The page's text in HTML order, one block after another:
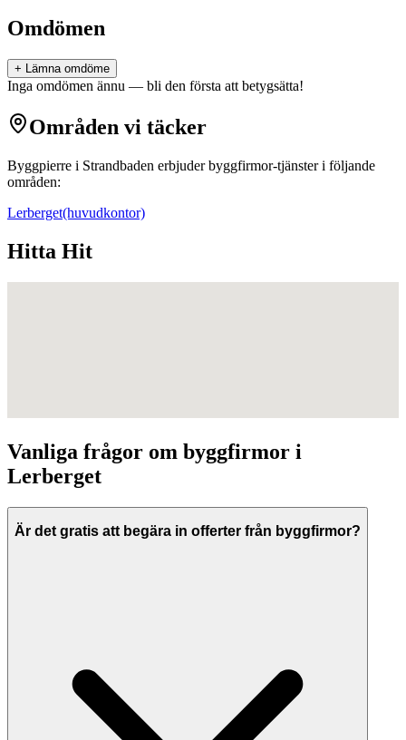
Omdömen
+ Lämna omdöme
Inga omdömen ännu — bli den första att betygsätta!
Områden vi täcker
Byggpierre i Strandbaden erbjuderbyggfirmor-tjänster i följande
områden:
Lerberget(huvudkontor)
Hitta Hit
Vanliga frågor om byggfirmor i
Lerberget
Är det gratis att begära in offerter från byggfirmor?